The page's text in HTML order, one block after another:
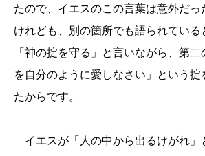
たので、イエスのこの言葉は意外だっ
けれども、別の箇所でも語られている
「神の掟を守る」と言いながら、第二
を自分のように愛しなさい」という掟
たからです。
イエスが「人の中から出るけがれ」